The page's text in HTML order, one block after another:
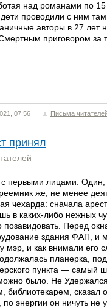
над романами по 15
проводили с ним
авторы в 27 лет
приговором за
07:56 Письма
принял
первыми лицами. Один,
же, не менее
чехарда: сначала
в каких-либо нежных
Перед
здания ФАП, и
мэр, и как внимали его
планерка,
пункта — самый
было. Не
библиотекарем, сказал
энергии он ничуть не